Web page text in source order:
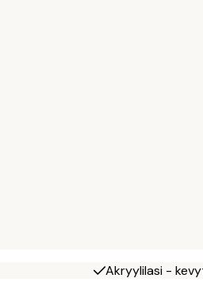
Akryylilasi -